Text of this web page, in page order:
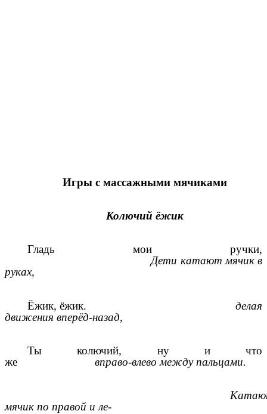
Игры с массажными мячиками
Колючий ёжик
Гладь мои ручки,
Дети катают мячик в
руках,
Ёжик, ёжик. делая
движения вперёд-назад,
Ты колючий, ну и что
же вправо-влево между пальцами.
мячик по правой и ле-